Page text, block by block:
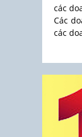
các
Các
các